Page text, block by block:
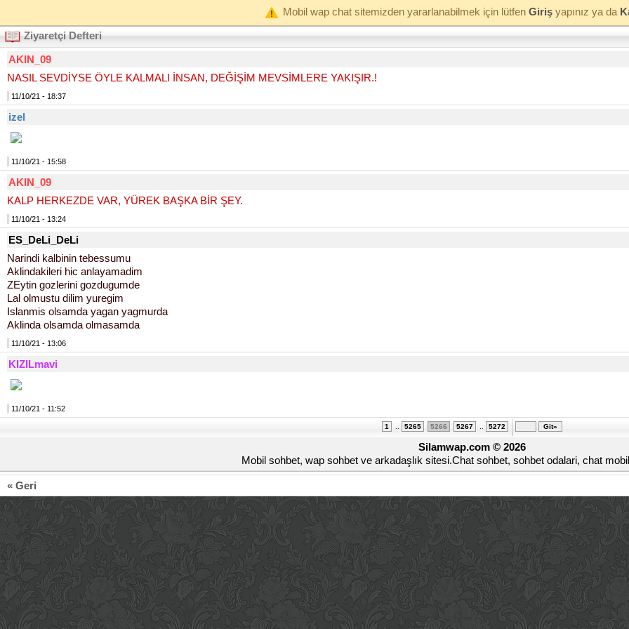
Mobil wap chat sitemizden yararlanabilmek için lütfen Girişyapınız ya da
Ziyaretçi Defteri
AKIN_09
NASIL SEVDİYSE ÖYLE KALMALI İNSAN, DEĞİŞİM MEVSİMLERE YAKIŞIR.!
11/10/21 - 18:37
izel
11/10/21 - 15:58
AKIN_09
KALP HERKEZDE VAR, YÜREK BAŞKA BİR ŞEY.
11/10/21 - 13:24
ES_DeLi_DeLi
Narindi kalbinin tebessumu
Aklindakileri hic anlayamadim
ZEytin gozlerini gozdugumde
Lal olmustu dilim yuregim
Islanmis olsamda yagan yagmurda
Aklinda olsamda olmasamda
11/10/21 - 13:06
KIZILmavi
11/10/21 - 11:52
1 5265 5266 5267 5272
Silamwap.com © 2026
Mobil sohbet, wap sohbet ve arkadaşlık sitesi.Chat sohbet, sohbet odalari, chat
« Geri